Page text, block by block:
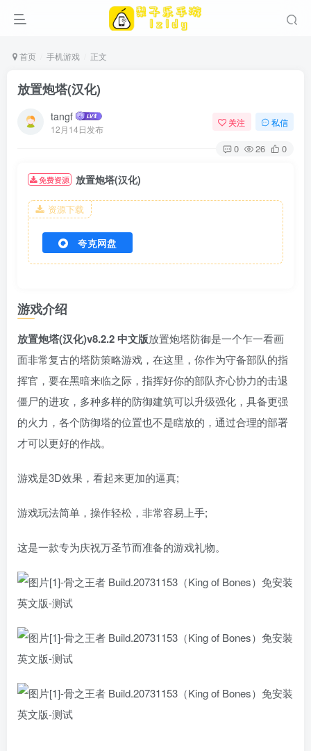
首页 手机游戏 正文
放置炮塔(汉化)
tangf
12月14日发布
关注 私信
0 26 0
免费资源 放置炮塔(汉化)
资源下载
夸克网盘
游戏介绍
放置炮塔(汉化)v8.2.2 中文版放置炮塔防御是一个乍一看画
面非常复古的塔防策略游戏，在这里，你作为守备部队的指
挥官，要在黑暗来临之际，指挥好你的部队齐心协力的击退
僵尸的进攻，多种多样的防御建筑可以升级强化，具备更强
的火力，各个防御塔的位置也不是瞎放的，通过合理的部署
才可以更好的作战。
游戏是3D效果，看起来更加的逼真;
游戏玩法简单，操作轻松，非常容易上手;
这是一款专为庆祝万圣节而准备的游戏礼物。